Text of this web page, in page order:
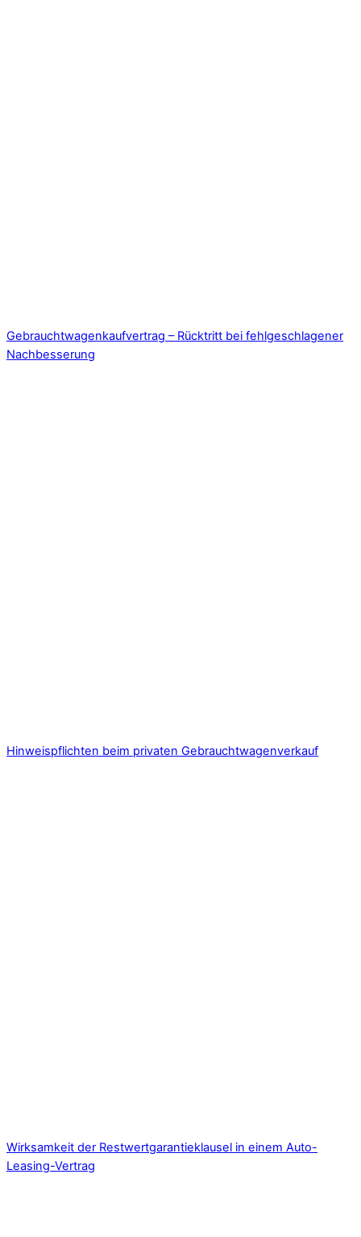
Gebrauchtwagenkaufvertrag – Rücktritt bei fehlgeschlagener
Nachbesserung
Hinweispflichten beim privaten Gebrauchtwagenverkauf
Wirksamkeit der Restwertgarantieklausel in einem Auto-
Leasing-Vertrag